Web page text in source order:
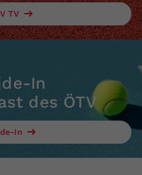
TV
In
des ÖTV
In